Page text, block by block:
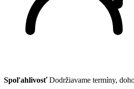
Spoľahlivosť Dodržiavame termíny,